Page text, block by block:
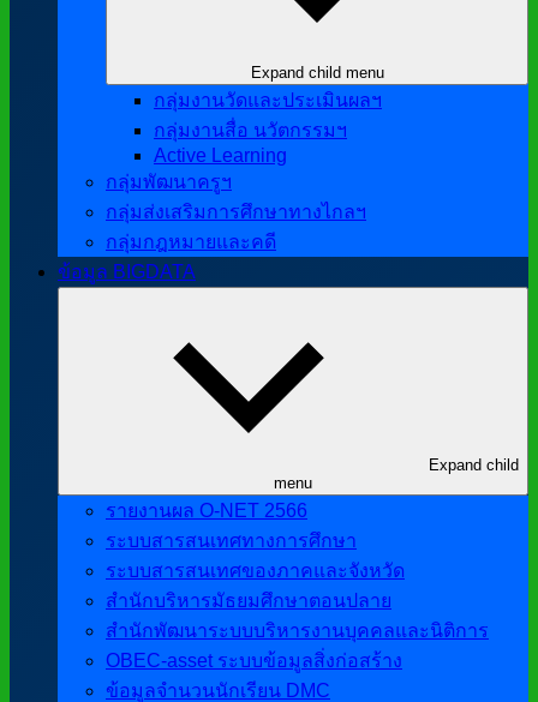
Expand child menu
กลุ่มงานวัดและประเมินผลฯ
กลุ่มงานสื่อ นวัตกรรมฯ
Active Learning
กลุ่มพัฒนาครูฯ
กลุ่มส่งเสริมการศึกษาทางไกลฯ
กลุ่มกฎหมายและคดี
ข้อมูล BIGDATA
Expand child
menu
รายงานผล O-NET 2566
ระบบสารสนเทศทางการศึกษา
ระบบสารสนเทศของภาคและจังหวัด
สำนักบริหารมัธยมศึกษาตอนปลาย
สำนักพัฒนาระบบบริหารงานบุคคลและนิติการ
OBEC-asset ระบบข้อมูลสิ่งก่อสร้าง
ข้อมูลจำนวนนักเรียน DMC